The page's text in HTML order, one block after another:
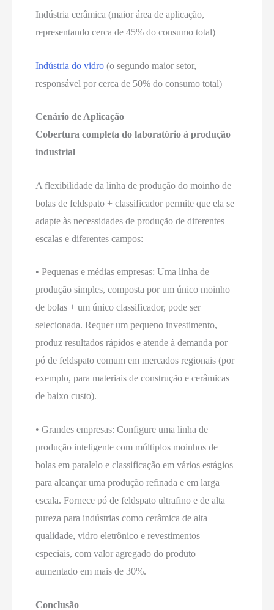
Indústria cerâmica (maior área de aplicação,
representando cerca de 45% do consumo total)
Indústria do vidro (o segundo maior setor,
responsável por cerca de 50% do consumo total)
Cenário de Aplicação
Cobertura completa do laboratório à produção
industrial
A flexibilidade da linha de produção do moinho de
bolas de feldspato + classificador permite que ela se
adapte às necessidades de produção de diferentes
escalas e diferentes campos:
• Pequenas e médias empresas: Uma linha de
produção simples, composta por um único moinho
de bolas + um único classificador, pode ser
selecionada. Requer um pequeno investimento,
produz resultados rápidos e atende à demanda por
pó de feldspato comum em mercados regionais (por
exemplo, para materiais de construção e cerâmicas
de baixo custo).
• Grandes empresas: Configure uma linha de
produção inteligente com múltiplos moinhos de
bolas em paralelo e classificação em vários estágios
para alcançar uma produção refinada e em larga
escala. Fornece pó de feldspato ultrafino e de alta
pureza para indústrias como cerâmica de alta
qualidade, vidro eletrônico e revestimentos
especiais, com valor agregado do produto
aumentado em mais de 30%.
Conclusão